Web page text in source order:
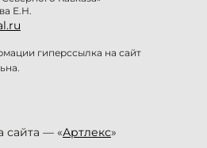
Е.Н.
гиперссылка на сайт
сайта — «Артлекс»